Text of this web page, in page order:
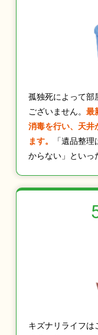
孤独死によって部
ございません。 最
消毒を行い、天井
ます。
「遺品整
からない」といっ
キズナリライフは